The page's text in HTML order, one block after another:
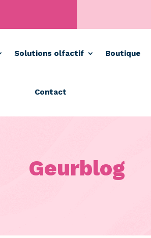
Solutions olfactif Boutique
Contact
Geurblog